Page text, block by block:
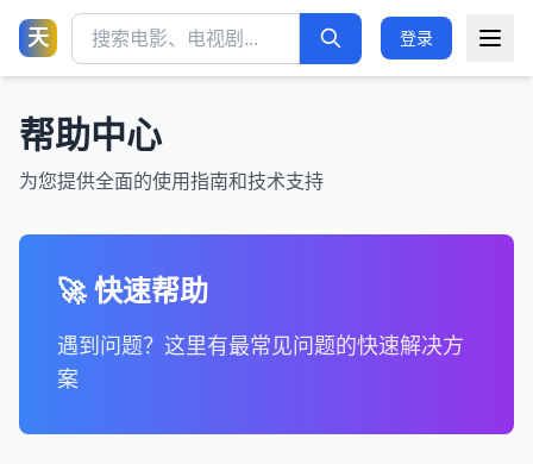
天 登录
帮助中心
为您提供全面的使用指南和技术支持
🚀 快速帮助
遇到问题？这里有最常见问题的快速解决方
案